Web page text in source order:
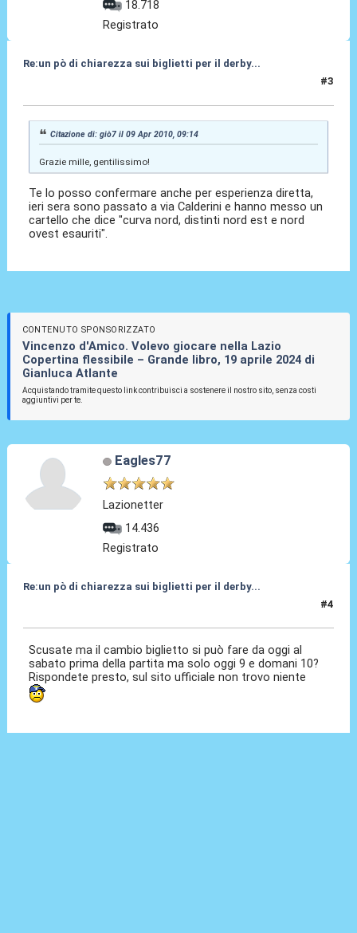
18.718
Registrato
Re:un pò di chiarezza sui biglietti per il derby...
#3
Citazione di: giò7 il 09 Apr 2010, 09:14
Grazie mille, gentilissimo!
Te lo posso confermare anche per esperienza diretta,
ieri sera sono passato a via Calderini e hanno messo un
cartello che dice "curva nord, distinti nord est e nord
ovest esauriti".
CONTENUTO SPONSORIZZATO
Vincenzo d'Amico. Volevo giocare nella Lazio
Copertina flessibile – Grande libro, 19 aprile 2024 di
Gianluca Atlante
Acquistando tramite questo link contribuisci a sostenere il nostro sito, senza costi
aggiuntivi per te.
Eagles77
Lazionetter
14.436
Registrato
Re:un pò di chiarezza sui biglietti per il derby...
#4
Scusate ma il cambio biglietto si può fare da oggi al
sabato prima della partita ma solo oggi 9 e domani 10?
Rispondete presto, sul sito ufficiale non trovo niente